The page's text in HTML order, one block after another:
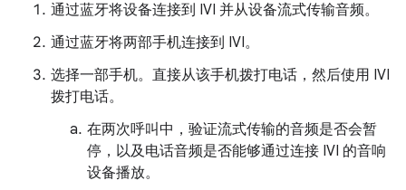
通过蓝牙将设备连接到 IVI 并从设备流式传输音频。
通过蓝牙将两部手机连接到 IVI。
选择一部手机。直接从该手机拨打电话，然后使用 IVI
拨打电话。
在两次呼叫中，验证流式传输的音频是否会暂
停，以及电话音频是否能够通过连接 IVI 的音响
设备播放。